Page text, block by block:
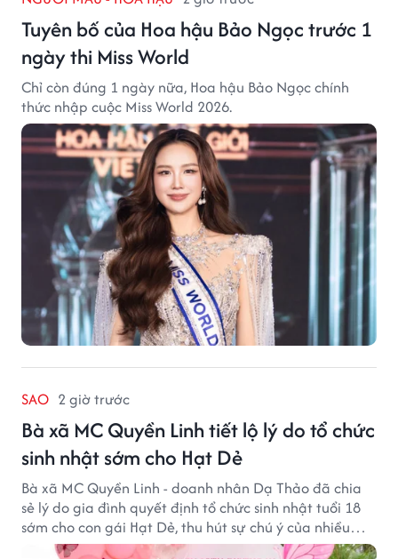
Tuyên bố của Hoa hậu Bảo Ngọc trước 1
ngày thi Miss World
Chỉ còn đúng 1 ngày nữa, Hoa hậu Bảo Ngọc chính
thức nhập cuộc Miss World 2026.
SAO 2 giờ trước
Bà xã MC Quyền Linh tiết lộ lý do tổ chức
sinh nhật sớm cho Hạt Dẻ
Bà xã MC Quyền Linh - doanh nhân Dạ Thảo đã chia
sẻ lý do gia đình quyết định tổ chức sinh nhật tuổi 18
sớm cho con gái Hạt Dẻ, thu hút sự chú ý của nhiều
người hâm mộ.